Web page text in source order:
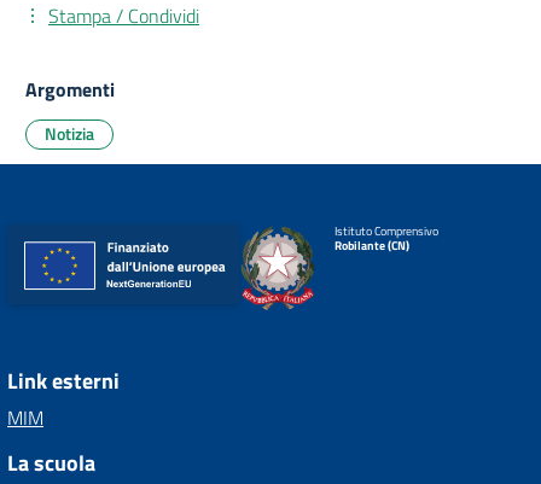
Stampa / Condividi
Argomenti
Notizia
Istituto Comprensivo
Robilante (CN)
Link esterni
MIM
La scuola